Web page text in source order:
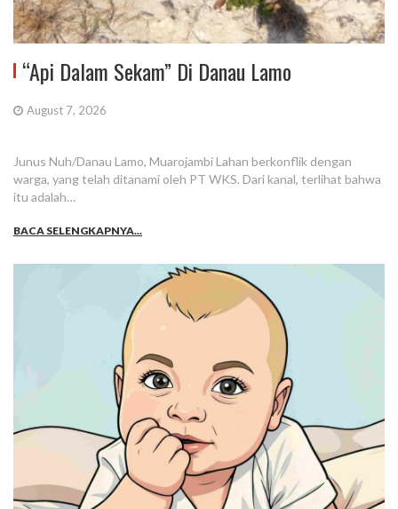
“Api Dalam Sekam” Di Danau Lamo
August 7, 2026
Junus Nuh/Danau Lamo, Muarojambi Lahan berkonflik dengan
warga, yang telah ditanami oleh PT WKS. Dari kanal, terlihat bahwa
itu adalah…
BACA SELENGKAPNYA...